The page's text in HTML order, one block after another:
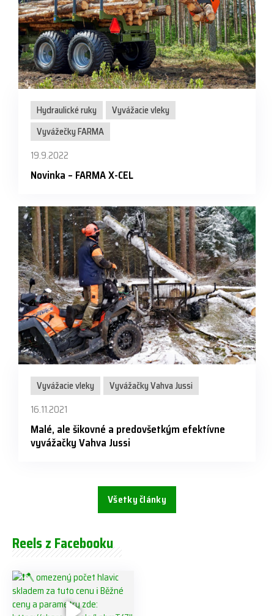
Hydraulické ruky
Vyvážacie vleky
Vyvážečky FARMA
19.9.2022
Novinka – FARMA X-CEL
Vyvážacie vleky
Vyvážačky Vahva Jussi
16.11.2021
Malé, ale šikovné a predovšetkým efektívne
vyvážačky Vahva Jussi
Všetky články
Reels z Facebooku